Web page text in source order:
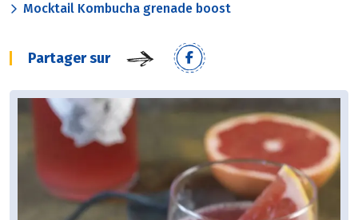
Mocktail Kombucha grenade boost
Partager sur